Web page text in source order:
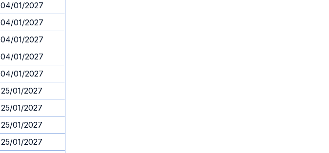
04/01/2027
04/01/2027
04/01/2027
04/01/2027
04/01/2027
25/01/2027
25/01/2027
25/01/2027
25/01/2027